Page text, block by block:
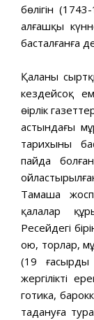
бөлігін
алғашқы
басталғанға
Қаланың
кездейсоқ
өңірлік
астындағы
тарихының
пайда
Тамаша
қалалар
Ресейдегі
ою, торлар,
(19
жергілікті
готика,
таңдануға